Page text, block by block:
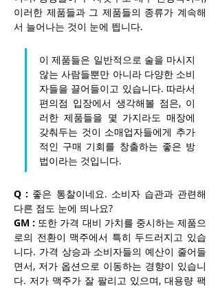
이러한 제품들과 그 제품들의 종류가 계속해
서 늘어나는 것이 눈에 띕니다.
이 제품들은 일반적으로 술을 마시지
않는 사람들뿐만 아니라 다양한 소비
자들을 끌어들이고 있습니다. 따라서
편의점 입장에서 생각해볼 점은, 이
러한 제품들을 몇 가지라도 매장에
갖춰두는 것이 소매업자들에게 추가
적인 구매 기회를 창출하는 좋은 방
법이라는 것입니다.
Q : 좋은 통찰이네요. 소비자 습관과 관련해
다른 점도 눈에 띄나요?
GM : 또한 가격 대비 가치를 중시하는 제품으
로의 전환이 맥주에서 특히 두드러지고 있습
니다. 가격 상승과 소비자들의 예산이 줄어들
면서, 저가 옵션으로 이동하는 경향이 있습니
다. 저가 맥주가 잘 팔리고 있으며, 대용량 팩